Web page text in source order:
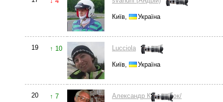
Київ, Україна
19 ↑ 10 Lucciola
Київ, Україна
20 ↑ 7
Александр Кондратюк/